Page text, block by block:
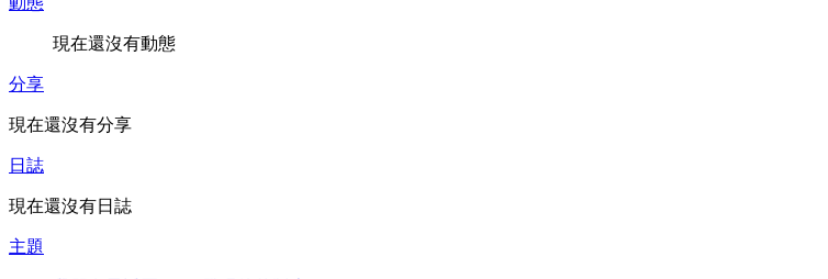
現在還沒有動態
分享
現在還沒有分享
日誌
現在還沒有日誌
主題